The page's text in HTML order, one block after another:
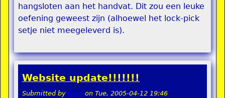
hangsloten aan het handvat. Dit zou een leuke
oefening geweest zijn (alhoewel het lock-pick
setje niet meegeleverd is).
Website update!!!!!!!
Submitted by remi on Tue, 2005-04-12 19:46